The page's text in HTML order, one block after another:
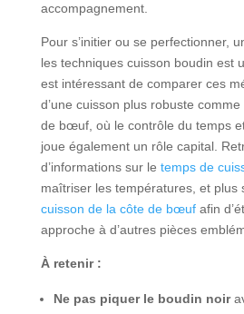
accompagnement.
Pour s’initier ou se perfectionner,
les techniques cuisson boudin est
est intéressant de comparer ces
d’une cuisson plus robuste
de bœuf, où le contrôle du temps
joue également un rôle capital.
d’informations sur le temps de
maîtriser les températures, et plus
cuisson de la côte de bœufafin
approche à d’autres pièces
À retenir :
Ne pas piquer le boudin noir